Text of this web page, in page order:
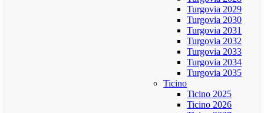
Turgovia 2029
Turgovia 2030
Turgovia 2031
Turgovia 2032
Turgovia 2033
Turgovia 2034
Turgovia 2035
Ticino
Ticino 2025
Ticino 2026